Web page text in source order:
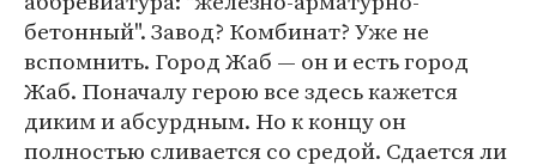
бетонный". Завод? Комбинат? Уже не
вспомнить. Город Жаб — он и есть город
Жаб. Поначалу герою все здесь кажется
диким и абсурдным. Но к концу он
полностью сливается со средой. Сдается ли